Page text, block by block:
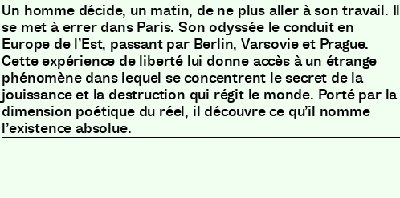
Un homme décide, un matin, de ne plus aller à son travail. Il
se met à errer dans Paris. Son odyssée le conduit en
Europe de l’Est, passant par Berlin, Varsovie et Prague.
Cette expérience de liberté lui donne accès à un étrange
phénomène dans lequel se concentrent le secret de la
jouissance et la destruction qui régit le monde. Porté par la
dimension poétique du réel, il découvre ce qu’il nomme
l’existence absolue.